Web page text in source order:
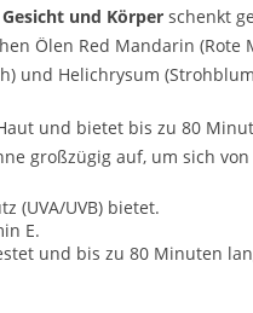
und Körper schenkt
Ölen Red Mandarin (Rote
und Helichrysum
und bietet bis zu 80
großzügig auf, um sich
(UVA/UVB) bietet.
E.
und bis zu 80 Minuten